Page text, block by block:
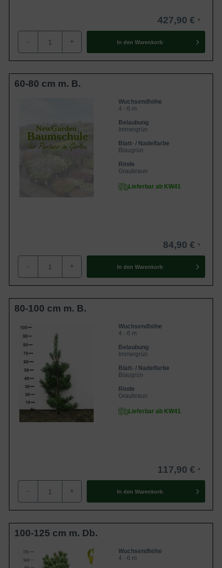
427,90 €
- + In den Warenkorb
60-80 cm m. B.
Wuchsendhöhe
4 - 6 m
Belaubung
Immergrün
Blatt- / Nadelfarbe
Blaugrün
Rinde
Graubraun
Lieferbar ab KW41
84,90 €
- + In den Warenkorb
80-100 cm m. B.
Wuchsendhöhe
4 - 6 m
Belaubung
Immergrün
Blatt- / Nadelfarbe
Blaugrün
Rinde
Graubraun
Lieferbar ab KW41
117,90 €
- + In den Warenkorb
100-125 cm m. Db.
Wuchsendhöhe
4 - 6 m